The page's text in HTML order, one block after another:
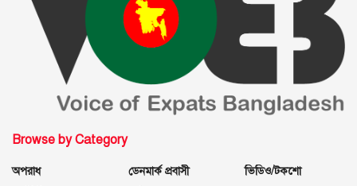
Browse by Category
অপরাধ
ডেনমার্ক প্রবাসী
ভিডিও/টকশো